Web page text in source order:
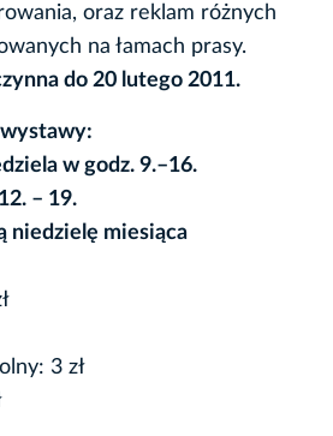
oraz reklam różnych
na łamach prasy.
do 20 lutego 2011.
w godz. 9.–16.
– 19.
niedzielę miesiąca
3 zł